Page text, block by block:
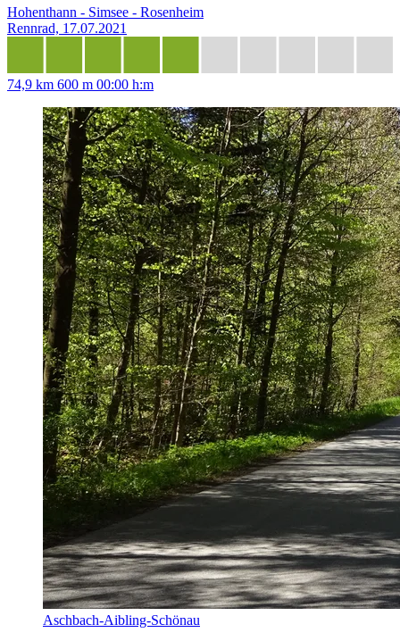
Hohenthann - Simsee - Rosenheim
Rennrad, 17.07.2021
74,9 km 600 m 00:00 h:m
Aschbach-Aibling-Schönau